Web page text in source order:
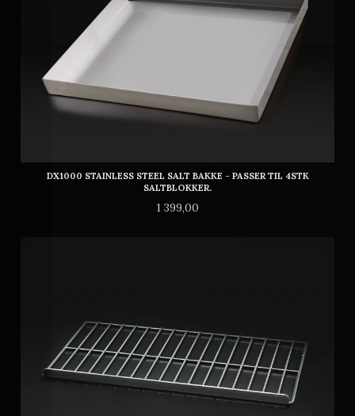
DX1000 STAINLESS STEEL SALT BAKKE - PASSER TIL 4STK
SALTBLOKKER.
Pris
1 399,00